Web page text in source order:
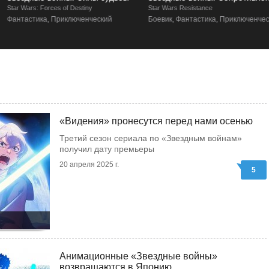
Star Wars: Forces of Destiny
Фантастика, Приключенческий
Star Wars Resistance
Боевик, Фантастика,
«Видения» пронесутся перед нами осенью
Третий сезон сериала по «Звездным войнам»
получил дату премьеры
20 апреля 2025 г.
5
Анимационные «Звездные войны»
возвращаются в Японию